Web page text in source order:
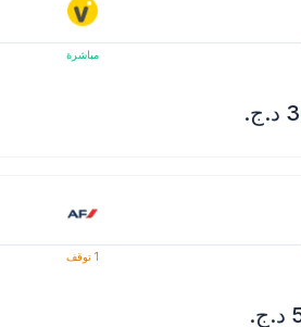
مباشرة
1 توقف